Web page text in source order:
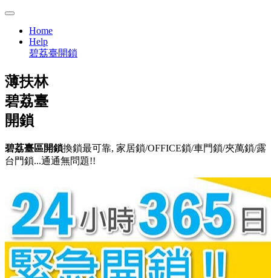
Home
Help
碧荔臺開鎖
薄扶林
碧荔臺
開鎖
碧荔臺區開鎖換鎖最可靠, 家居鎖/OFFICE鎖/車門鎖/夾萬鎖/露
台門鎖...通通無問題!!